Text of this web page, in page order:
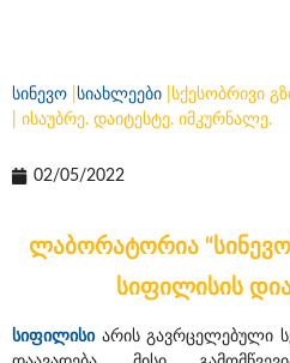
სინევო სიახლეები სქესობრივი
| ისაუბრე. დაიტესტე. იმკურნალე.
02/05/2022
ლაბორატორია
სიფილისის
სიფილისი არის გავრცელებული